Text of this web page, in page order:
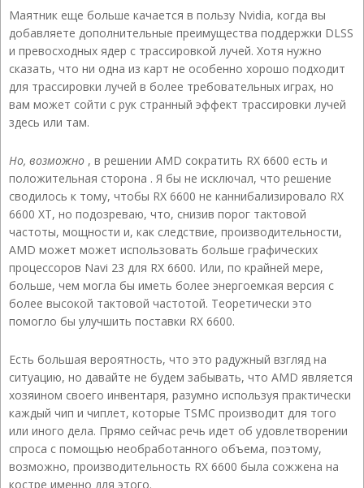
Маятник еще больше качается в пользу Nvidia, когда вы
добавляете дополнительные преимущества поддержки DLSS
и превосходных ядер с трассировкой лучей. Хотя нужно
сказать, что ни одна из карт не особенно хорошо подходит
для трассировки лучей в более требовательных играх, но
вам может сойти с рук странный эффект трассировки лучей
здесь или там.
Но, возможно , в решении AMD сократить RX 6600 есть и
положительная сторона . Я бы не исключал, что решение
сводилось к тому, чтобы RX 6600 не каннибализировало RX
6600 XT, но подозреваю, что, снизив порог тактовой
частоты, мощности и, как следствие, производительности,
AMD может может использовать больше графических
процессоров Navi 23 для RX 6600. Или, по крайней мере,
больше, чем могла бы иметь более энергоемкая версия с
более высокой тактовой частотой. Теоретически это
помогло бы улучшить поставки RX 6600.
Есть большая вероятность, что это радужный взгляд на
ситуацию, но давайте не будем забывать, что AMD является
хозяином своего инвентаря, разумно используя практически
каждый чип и чиплет, которые TSMC производит для того
или иного дела. Прямо сейчас речь идет об удовлетворении
спроса с помощью необработанного объема, поэтому,
возможно, производительность RX 6600 была сожжена на
костре именно для этого.